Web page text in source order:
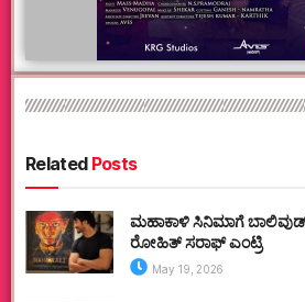
RelatedPosts
ಮಹಾಕಾಳಿ ಸಿನಿಮಾಗೆ
ರೋಹಿತ್ ಸರಾಫ್ ಎಂಟ್ರಿ
May 19, 2026